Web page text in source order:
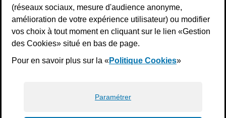
(réseaux sociaux, mesure d'audience anonyme,
amélioration de votre expérience utilisateur) ou modifier
vos choix à tout moment en cliquant sur le lien «Gestion
des Cookies» situé en bas de page.
Pour en savoir plus sur la «Politique Cookies»
Paramétrer
Télécharger l’application
Nous suivre
Facebook
Instagram
Youtube
LinkedIn
Calaméo